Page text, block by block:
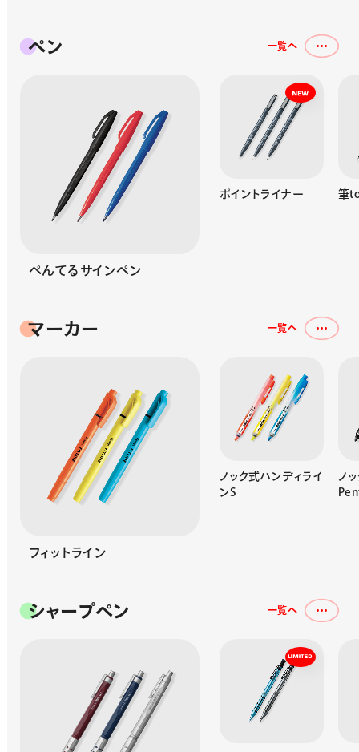
ペン
ぺんてるサインペン
プラマン ポイントライナー 筆
一覧へ
マーカー
フィットライン
ぺんてるペンN50
ノック式ハンディライ
ンS
ノ
一覧へ
シャープペン 一覧へ